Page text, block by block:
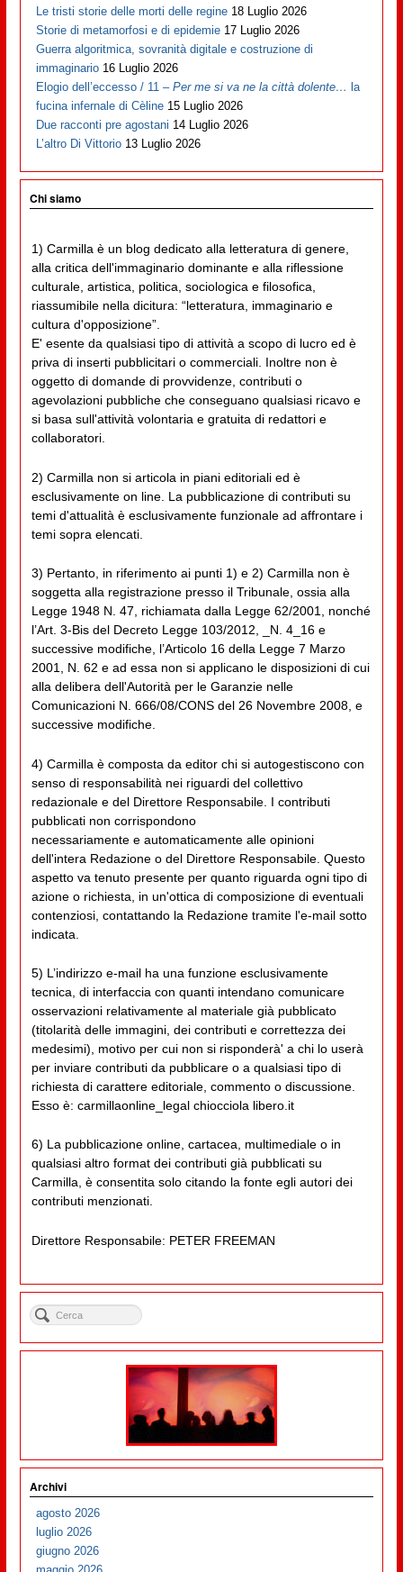
Le tristi storie delle morti delle regine 18 Luglio 2026
Storie di metamorfosi e di epidemie 17 Luglio 2026
Guerra algoritmica, sovranità digitale e costruzione di
immaginario 16 Luglio 2026
Elogio dell’eccesso / 11 –Per me si va ne la città dolente… la
fucina infernale di Cèline 15 Luglio 2026
Due racconti pre agostani 14 Luglio 2026
L’altro Di Vittorio 13 Luglio 2026
Chi siamo
1) Carmilla è un blog dedicato alla letteratura di genere,
alla critica dell'immaginario dominante e alla riflessione
culturale, artistica, politica, sociologica e filosofica,
riassumibile nella dicitura: “letteratura, immaginario e
cultura d'opposizione”.
E' esente da qualsiasi tipo di attività a scopo di lucro ed è
priva di inserti pubblicitari o commerciali. Inoltre non è
oggetto di domande di provvidenze, contributi o
agevolazioni pubbliche che conseguano qualsiasi ricavo e
si basa sull'attività volontaria e gratuita di redattori e
collaboratori.
2) Carmilla non si articola in piani editoriali ed è
esclusivamente on line. La pubblicazione di contributi su
temi d'attualità è esclusivamente funzionale ad affrontare i
temi sopra elencati.
3) Pertanto, in riferimento ai punti 1) e 2) Carmilla non è
soggetta alla registrazione presso il Tribunale, ossia alla
Legge 1948 N. 47, richiamata dalla Legge 62/2001, nonché
l’Art. 3-Bis del Decreto Legge 103/2012, _N. 4_16 e
successive modifiche, l’Articolo 16 della Legge 7 Marzo
2001, N. 62 e ad essa non si applicano le disposizioni di cui
alla delibera dell'Autorità per le Garanzie nelle
Comunicazioni N. 666/08/CONS del 26 Novembre 2008, e
successive modifiche.
4) Carmilla è composta da editor chi si autogestiscono con
senso di responsabilità nei riguardi del collettivo
redazionale e del Direttore Responsabile. I contributi
pubblicati non corrispondono
necessariamente e automaticamente alle opinioni
dell'intera Redazione o del Direttore Responsabile. Questo
aspetto va tenuto presente per quanto riguarda ogni tipo di
azione o richiesta, in un'ottica di composizione di eventuali
contenziosi, contattando la Redazione tramite l'e-mail sotto
indicata.
5) L’indirizzo e-mail ha una funzione esclusivamente
tecnica, di interfaccia con quanti intendano comunicare
osservazioni relativamente al materiale già pubblicato
(titolarità delle immagini, dei contributi e correttezza dei
medesimi), motivo per cui non si risponderà' a chi lo userà
per inviare contributi da pubblicare o a qualsiasi tipo di
richiesta di carattere editoriale, commento o discussione.
Esso è: carmillaonline_legal chiocciola libero.it
6) La pubblicazione online, cartacea, multimediale o in
qualsiasi altro format dei contributi già pubblicati su
Carmilla, è consentita solo citando la fonte egli autori dei
contributi menzionati.
Direttore Responsabile: PETER FREEMAN
Archivi
agosto 2026
luglio 2026
giugno 2026